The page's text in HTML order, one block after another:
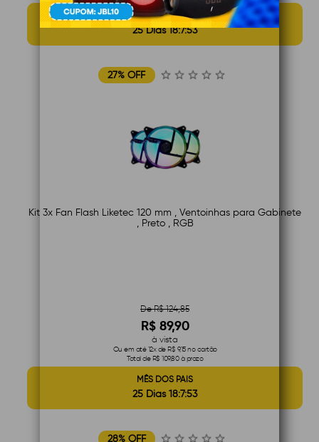
MÊS DOS PAIS
25 Dias 18:7:52
27% OFF
Kit 3x Fan Flash Liketec 120 mm , Ventoinhas para Gabinete
, Preto , RGB
De R$ 124,85
R$ 89,90
à vista
Ou em até 12x de R$ 9,15 no cartão
Total de R$ 109,80 à prazo
MÊS DOS PAIS
25 Dias 18:7:52
28% OFF